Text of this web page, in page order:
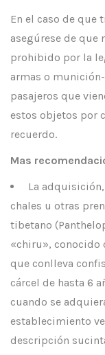
En el caso de que
asegúrese de que
prohibido por la
armas o
pasajeros que
estos objetos por
recuerdo.
Mas
La
chales u otras
tibetano
«chiru», conocido
que conlleva
cárcel de hasta 6
cuando se
establecimiento
descripción